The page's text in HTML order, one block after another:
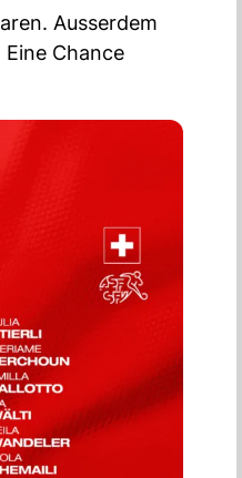
Ausserdem
Chance